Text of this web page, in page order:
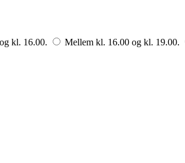
kl. 16.00. Mellem kl. 16.00 og kl. 19.00.